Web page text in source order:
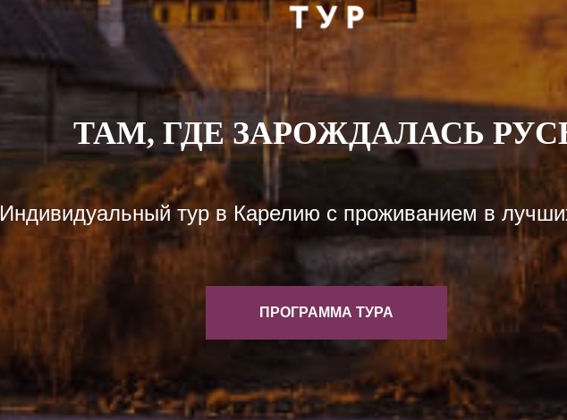
ТАМ, ГДЕ ЗАРОЖДАЛАСЬ
Индивидуальный тур в Карелию с проживанием в
ПРОГРАММА ТУРА